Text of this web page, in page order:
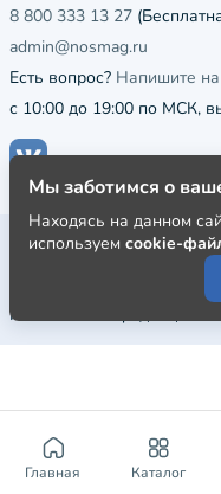
Главная Каталог
8 800 333 13 27
admin@nosmag.ru
Есть вопрос? Напишите
с 10:00 до 19:00 по МСК,
Публичная оферта
Пользовательское
Политика
Мы заботимся о
Находясь на данном
используем cookie-